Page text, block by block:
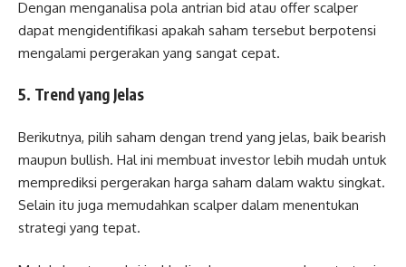
Dengan menganalisa pola antrian bid atau offer scalper
dapat mengidentifikasi apakah saham tersebut berpotensi
mengalami pergerakan yang sangat cepat.
5. Trend yang Jelas
Berikutnya, pilih saham dengan trend yang jelas, baik bearish
maupun bullish. Hal ini membuat investor lebih mudah untuk
memprediksi pergerakan harga saham dalam waktu singkat.
Selain itu juga memudahkan scalper dalam menentukan
strategi yang tepat.